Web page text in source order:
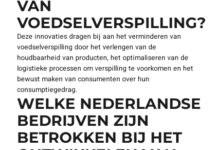
VAN
VOEDSELVERSPILLING?
Deze innovaties dragen bij aan het verminderen van
voedselverspilling door het verlengen van de
houdbaarheid van producten, het optimaliseren van de
logistieke processen om verspilling te voorkomen en het
bewust maken van consumenten over hun
consumptiegedrag.
WELKE NEDERLANDSE
BEDRIJVEN ZIJN
BETROKKEN BIJ HET